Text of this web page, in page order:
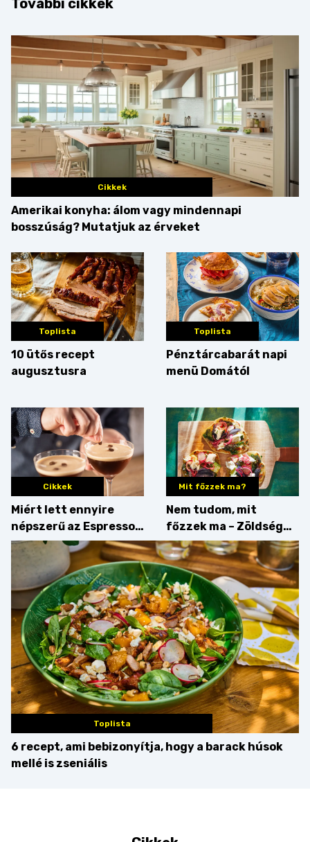
További cikkek
Cikkek
Amerikai konyha: álom vagy mindennapi
bosszúság? Mutatjuk az érveket
Toplista
10 ütős recept
augusztusra
Toplista
Pénztárcabarát napi
menü Domától
Cikkek
Miért lett ennyire
népszerű az Espresso
Martini – és mit
érdemes enni mellé?
Mit főzzek ma?
Nem tudom, mit
főzzek ma – Zöldség
minden mennyiségben
Toplista
6 recept, ami bebizonyítja, hogy a barack húsok
mellé is zseniális